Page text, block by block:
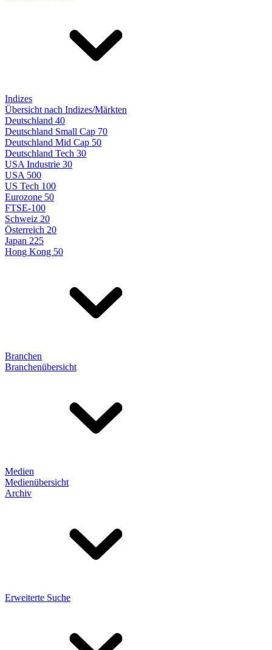
Indizes
Übersicht nach Indizes/Märkten
Deutschland 40
Deutschland Small Cap 70
Deutschland Mid Cap 50
Deutschland Tech 30
USA Industrie 30
USA 500
US Tech 100
Eurozone 50
FTSE-100
Schweiz 20
Österreich 20
Japan 225
Hong Kong 50
Branchen
Branchenübersicht
Medien
Medienübersicht
Archiv
Erweiterte Suche